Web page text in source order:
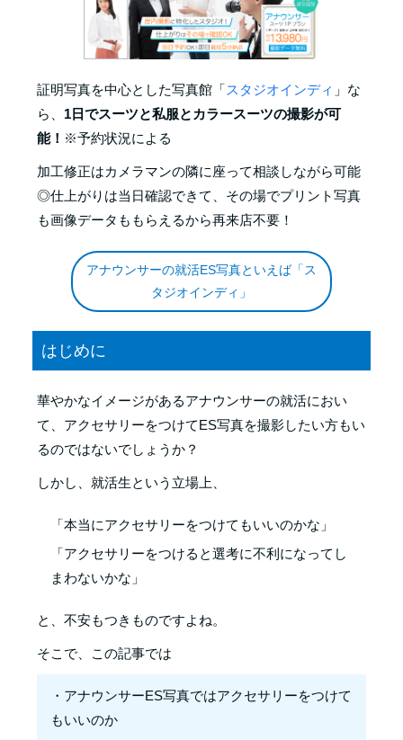
証明写真を中心とした写真館「スタジオインディ 」な
ら、 1日でスーツと私服とカラースーツの撮影が可
能！ ※予約状況による
加工修正はカメラマンの隣に座って相談しながら可能
◎仕上がりは当日確認できて、その場でプリント写真
も画像データももらえるから再来店不要！
アナウンサーの就活ES写真といえば「ス
タジオインディ」
はじめに
華やかなイメージがあるアナウンサーの就活におい
て、アクセサリーをつけてES写真を撮影したい方もい
るのではないでしょうか？
しかし、就活生という立場上、
「本当にアクセサリーをつけてもいいのかな」
「アクセサリーをつけると選考に不利になってし
まわないかな」
と、不安もつきものですよね。
そこで、この記事では
・アナウンサーES写真ではアクセサリーをつけて
もいいのか